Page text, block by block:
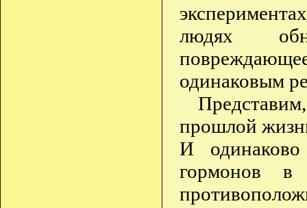
людях
одинаковым
прошлой
И
гормонов